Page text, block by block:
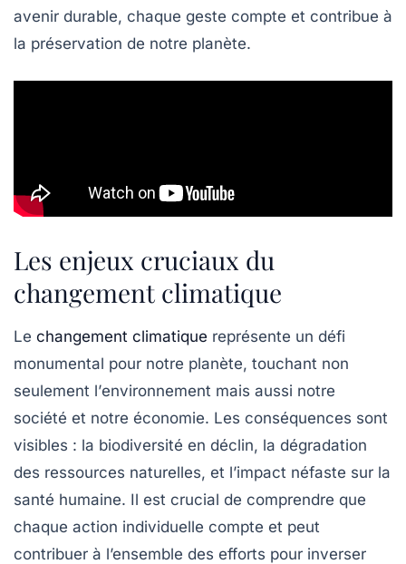
avenir durable, chaque geste compte et contribue à
la préservation de notre planète.
Les enjeux cruciaux du
changement climatique
Le changement climatique représente un défi
monumental pour notre planète, touchant non
seulement l’environnement mais aussi notre
société et notre économie. Les conséquences sont
visibles : la biodiversité en déclin, la dégradation
des ressources naturelles, et l’impact néfaste sur la
santé humaine. Il est crucial de comprendre que
chaque action individuelle compte et peut
contribuer à l’ensemble des efforts pour inverser